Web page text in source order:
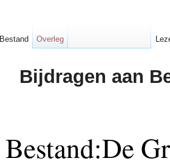
Bijdragen aan
Bestand:De
Bestand Overleg